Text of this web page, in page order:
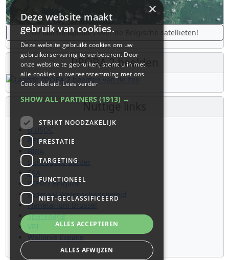
De laatste updates over de Belgische satellieten!
PROBA 2 beelden
Nuttige links
B.USOC
BEOP
BIRA
Euro Space Center
ESA
ESERO Belgium
Federaal Wetenschapsbeleid
Planetarium Brussel
Spacepage
VRI
Wallonie Espace
×
Deze website maakt
gebruik van cookies.
Deze website gebruikt cookies om uw
gebruikerservaring te verbeteren. Door
onze website te gebruiken, stemt u in met
alle cookies in overeenstemming met ons
Cookiebeleid.Lees verder
SHOW ALL PARTNERS (1913) →
STRIKT NOODZAKELIJK
PRESTATIE
TARGETING
FUNCTIONEEL
NIET-GECLASSIFICEERD
ALLES ACCEPTEREN
ALLES AFWIJZEN